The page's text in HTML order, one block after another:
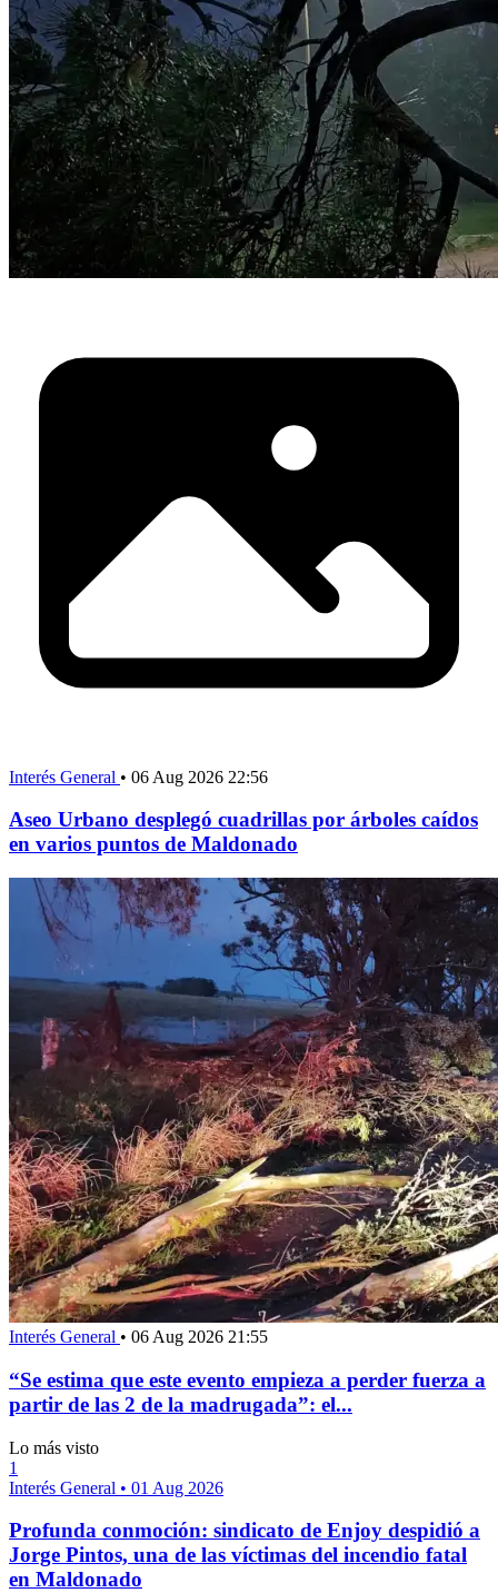
Interés General • 06 Aug 2026 22:56
Aseo Urbano desplegó cuadrillas por árboles caídos
en varios puntos de Maldonado
Interés General • 06 Aug 2026 21:55
“Se estima que este evento empieza a perder fuerza a
partir de las 2 de la madrugada”: el...
Lo más visto
1
Interés General • 01 Aug 2026
Profunda conmoción: sindicato de Enjoy despidió a
Jorge Pintos, una de las víctimas del incendio fatal
en Maldonado